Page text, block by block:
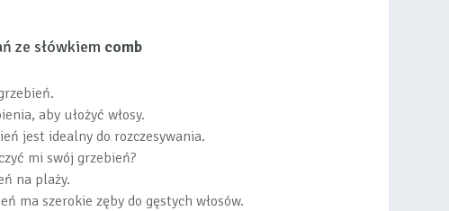
ze słówkiem comb
aby ułożyć włosy.
jest idealny do rozczesywania.
mi swój grzebień?
na plaży.
ma szerokie zęby do gęstych włosów.